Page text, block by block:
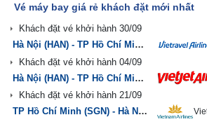
Vé máy bay giá rẻ khách đặt mới nhất
Hà Nội (HAN) - TP Hồ Chí Minh (SGN)
Hà Nội (HAN) - TP Hồ Chí Minh (SGN)
TP Hồ Chí Minh (SGN) - Hà Nội (HAN)